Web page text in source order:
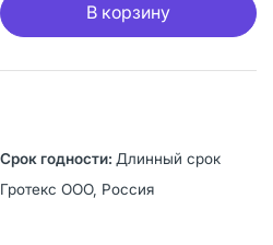
В корзину
Длинный срок
Гротекс ООО, Россия